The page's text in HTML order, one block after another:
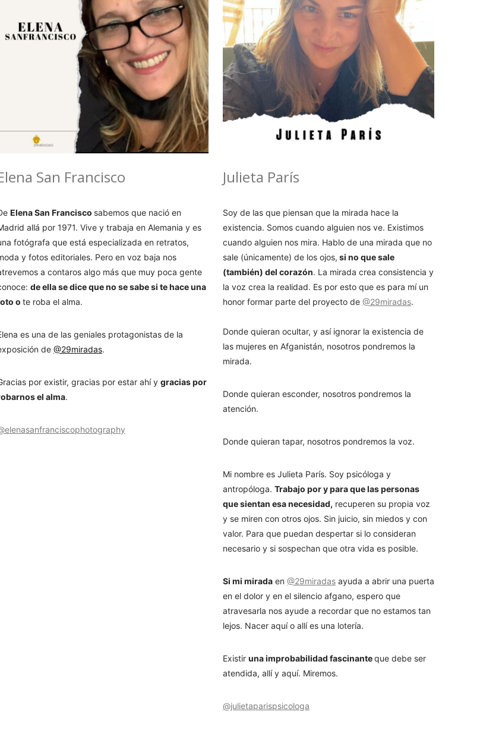
San Francisco
Elena San Francisco sabemos que nació en
allá por 1971. Vive y trabaja en Alemania y es
fotógrafa que está especializada en retratos,
y fotos editoriales. Pero en voz baja nos
a contaros algo más que muy poca gente
de ella se dice que no se sabe si te hace una
o te roba el alma.
es una de las geniales protagonistas de la
de @29miradas.
por existir, gracias por estar ahí y gracias por
el alma.
Julieta París
Soy de las que piensan que la mirada hace la
existencia. Somos cuando alguien nos ve. Existimos
cuando alguien nos mira. Hablo de una mirada que no
sale (únicamente) de los ojos, si no que sale
(también) del corazón. La mirada crea consistencia y
la voz crea la realidad. Es por esto que es para mí un
honor formar parte del proyecto de @29miradas.
Donde quieran ocultar, y así ignorar la existencia de
las mujeres en Afganistán, nosotros pondremos la
mirada.
Donde quieran esconder, nosotros pondremos la
atención.
Donde quieran tapar, nosotros pondremos la voz.
Mi nombre es Julieta París. Soy psicóloga y
antropóloga. Trabajo por y para que las personas
que sientan esa necesidad, recuperen su propia voz
y se miren con otros ojos. Sin juicio, sin miedos y con
valor. Para que puedan despertar si lo consideran
necesario y si sospechan que otra vida es posible.
Si mi mirada en @29miradas ayuda a abrir una puerta
en el dolor y en el silencio afgano, espero que
atravesarla nos ayude a recordar que no estamos tan
lejos. Nacer aquí o allí es una lotería.
Existir una improbabilidad fascinanteque debe ser
atendida, allí y aquí. Miremos.
@julietaparispsicologa